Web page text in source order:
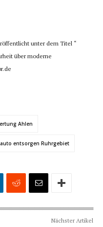
unter dem Titel “
über moderne
Ahlen
entsorgen Ruhrgebiet
Nächster Artikel